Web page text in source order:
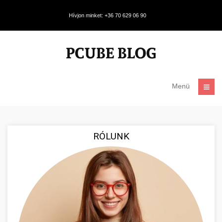
Hívjon minket: +36 70 629 06 90
Menü
RÓLUNK